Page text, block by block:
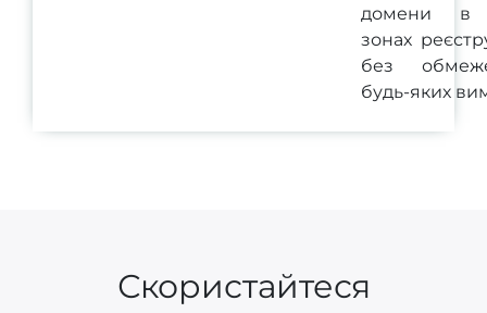
домени в
зонах
без
будь-яких
Скористайтеся